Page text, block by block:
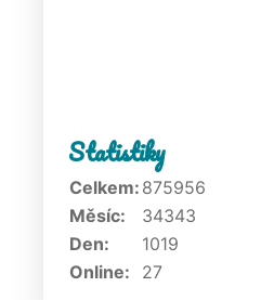
Statistiky
Online: 27
Celkem: 875956
Měsíc:
34343
Den:
1019